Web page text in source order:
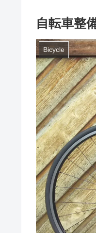
自転車整
Bicycle